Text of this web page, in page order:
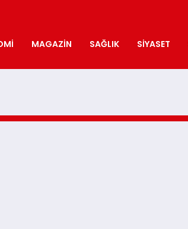
MAGAZIN SAĞLIK SIYASET